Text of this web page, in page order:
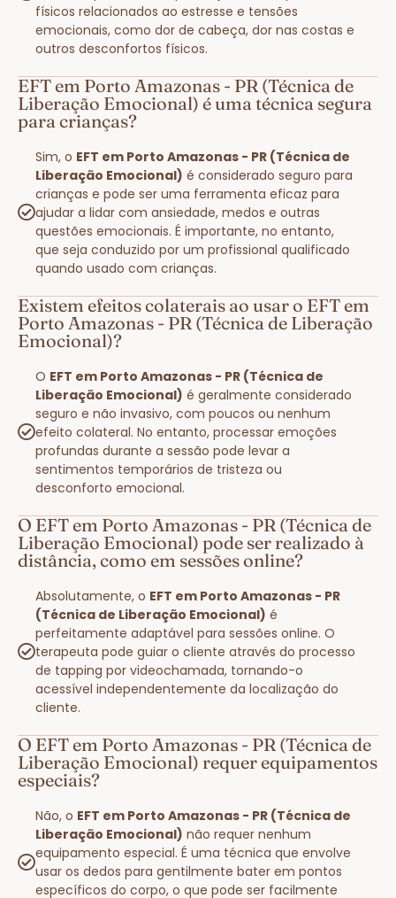
físicos relacionados ao estresse e tensões
emocionais, como dor de cabeça, dor nas costas e
outros desconfortos físicos.
EFT em Porto Amazonas - PR (Técnica de
Liberação Emocional) é uma técnica segura
para crianças?
Sim, o EFT em Porto Amazonas - PR (Técnica de
Liberação Emocional) é considerado seguro para
crianças e pode ser uma ferramenta eficaz para
ajudar a lidar com ansiedade, medos e outras
questões emocionais. É importante, no entanto,
que seja conduzido por um profissional qualificado
quando usado com crianças.
Existem efeitos colaterais ao usar o EFT em
Porto Amazonas - PR (Técnica de Liberação
Emocional)?
O EFT em Porto Amazonas - PR (Técnica de
Liberação Emocional) é geralmente considerado
seguro e não invasivo, com poucos ou nenhum
efeito colateral. No entanto, processar emoções
profundas durante a sessão pode levar a
sentimentos temporários de tristeza ou
desconforto emocional.
O EFT em Porto Amazonas - PR (Técnica de
Liberação Emocional) pode ser realizado à
distância, como em sessões online?
Absolutamente, o EFT em Porto Amazonas - PR
(Técnica de Liberação Emocional) é
perfeitamente adaptável para sessões online. O
terapeuta pode guiar o cliente através do processo
de tapping por videochamada, tornando-o
acessível independentemente da localização do
cliente.
O EFT em Porto Amazonas - PR (Técnica de
Liberação Emocional) requer equipamentos
especiais?
Não, o EFT em Porto Amazonas - PR (Técnica de
Liberação Emocional) não requer nenhum
equipamento especial. É uma técnica que envolve
usar os dedos para gentilmente bater em pontos
específicos do corpo, o que pode ser facilmente